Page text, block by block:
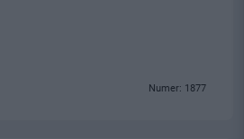
Numer: 1877